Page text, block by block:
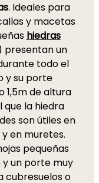
. Ideales para
y macetas
hiedras
presentan un
todo el
y su porte
de altura
que la hiedra
son útiles en
en muretes.
pequeñas
un porte muy
cubresuelos o